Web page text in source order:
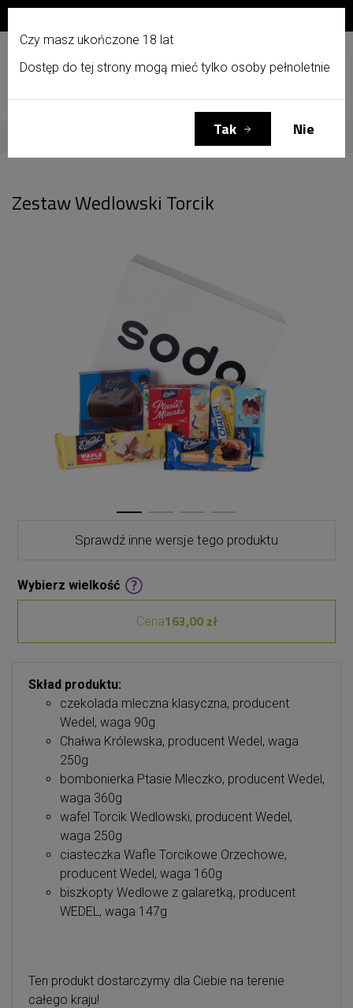
Menu Zaloguj się Koszyk (0)
Zestaw Wedlowski Torcik
Sprawdź inne wersje tego produktu
Wybierz wielkość
Cena163,00 zł
Skład produktu:
czekolada mleczna klasyczna, producent
Wedel, waga 90g
Chałwa Królewska, producent Wedel, waga
250g
bombonierka Ptasie Mleczko, producent Wedel,
waga 360g
wafel Torcik Wedlowski, producent Wedel,
waga 250g
ciasteczka Wafle Torcikowe Orzechowe,
producent Wedel, waga 160g
biszkopty Wedlowe z galaretką, producent
WEDEL, waga 147g
Ten produkt dostarczymy dla Ciebie na terenie
całego kraju!
Czy masz ukończone 18 lat
Dostęp do tej strony mogą mieć tylko osoby pełnoletnie
Tak Nie